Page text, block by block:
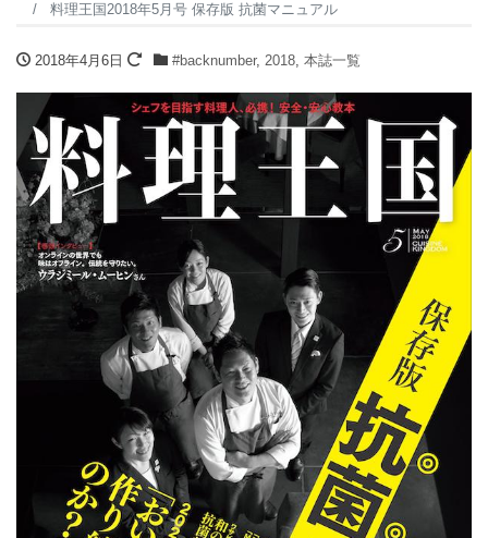
料理王国2018年5月号 保存版 抗菌マニュアル
2018年4月6日 #backnumber, 2018, 本誌一覧